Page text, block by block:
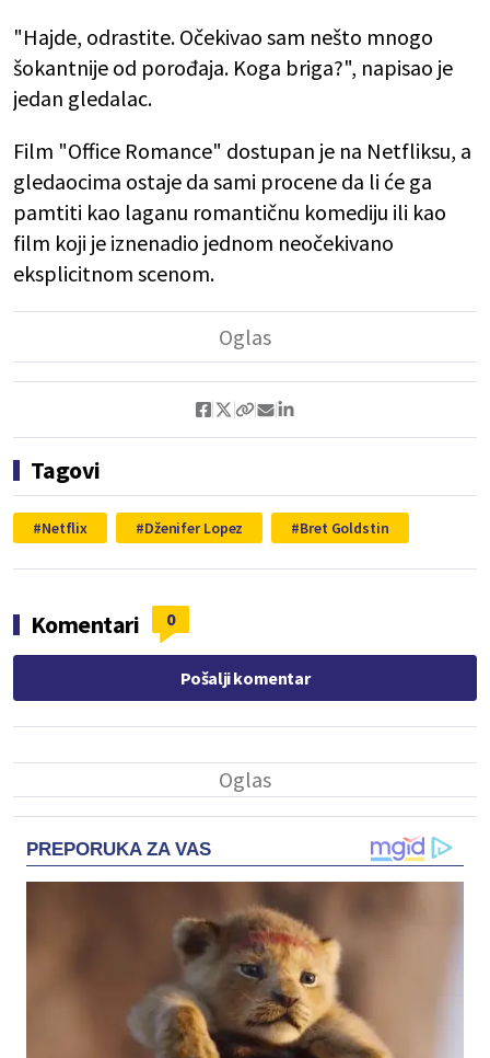
"Hajde, odrastite. Očekivao sam nešto mnogo
šokantnije od porođaja. Koga briga?", napisao je
jedan gledalac.
Film "Office Romance" dostupan je na Netfliksu, a
gledaocima ostaje da sami procene da li će ga
pamtiti kao laganu romantičnu komediju ili kao
film koji je iznenadio jednom neočekivano
eksplicitnom scenom.
Tagovi
Netflix Dženifer Lopez Bret Goldstin
Komentari 0
Pošalji komentar
PREPORUKA ZA VAS